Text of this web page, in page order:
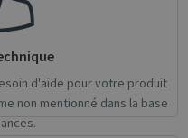
d'aide pour votre produit
non mentionné dans la base
core website
and account
be used
cookies.
Provider / Domain
support.irislink.com